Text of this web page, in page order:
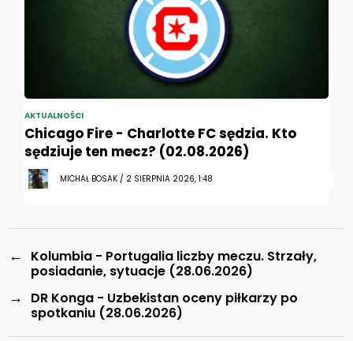
AKTUALNOŚCI
Chicago Fire - Charlotte FC sędzia. Kto
sędziuje ten mecz? (02.08.2026)
MICHAŁ BOSAK / 2 SIERPNIA 2026, 1:48
←
Kolumbia - Portugalia liczby meczu. Strzały,
posiadanie, sytuacje (28.06.2026)
→
DR Konga - Uzbekistan oceny piłkarzy po
spotkaniu (28.06.2026)